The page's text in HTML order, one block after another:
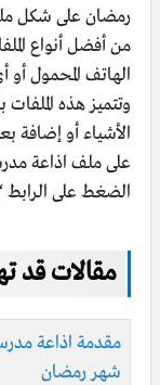
من أفضل أنواع
الهاتف المحمول
وتتميز هذه
الأشياء أو إضافة
الضغط على الرابط
مقالات قد
مقدمة اذاعة
شهر رمضان